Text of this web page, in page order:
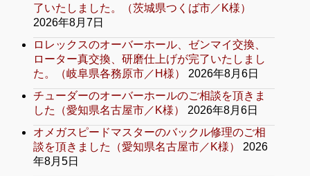
了いたしました。（茨城県つくば市／K様）
2026年8月7日
ロレックスのオーバーホール、ゼンマイ交換、
ローター真交換、研磨仕上げが完了いたしまし
た。（岐阜県各務原市／H様）
2026年8月6日
チューダーのオーバーホールのご相談を頂きま
した（愛知県名古屋市／K様）
2026年8月6日
オメガスピードマスターのバックル修理のご相
談を頂きました（愛知県名古屋市／K様）
2026
年8月5日